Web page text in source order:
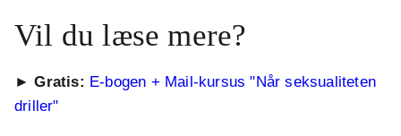
Vil du læse mere?
►Gratis: E-bogen + Mail-kursus "Når seksualiteten
driller"